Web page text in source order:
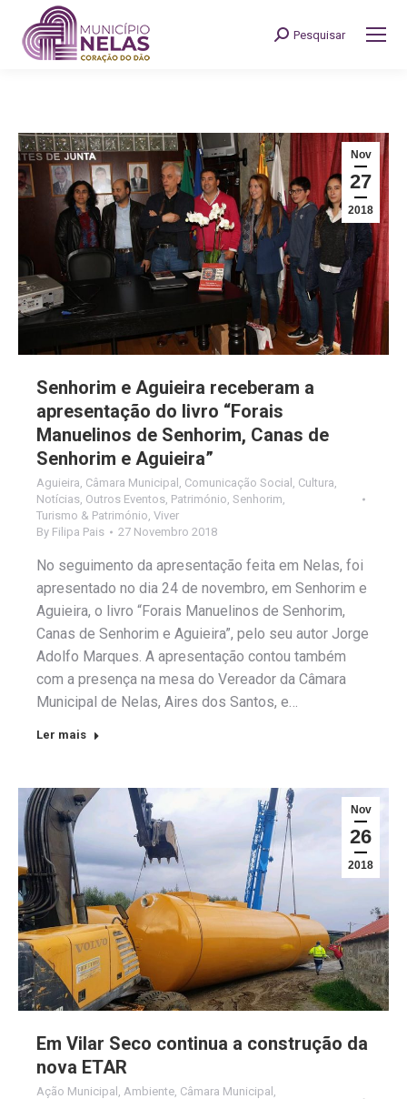
Search:
Pesquisar
Nov
27
2018
Senhorim e Aguieira receberam a
apresentação do livro “Forais
Manuelinos de Senhorim, Canas de
Senhorim e Aguieira”
Aguieira, Câmara Municipal , Comunicação Social , Cultura,
Notícias, Outros Eventos, Património, Senhorim,
Turismo & Património, Viver
By Filipa Pais 27 Novembro 2018
No seguimento da apresentação feita em Nelas, foi
apresentado no dia 24 de novembro, em Senhorim e
Aguieira, o livro “Forais Manuelinos de Senhorim,
Canas de Senhorim e Aguieira”, pelo seu autor Jorge
Adolfo Marques. A apresentação contou também
com a presença na mesa do Vereador da Câmara
Municipal de Nelas, Aires dos Santos, e…
Ler mais
Nov
26
2018
Em Vilar Seco continua a construção da
nova ETAR
Ação Municipal Ambiente Câmara Municipal